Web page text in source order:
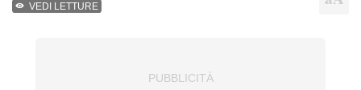
VEDI LETTURE